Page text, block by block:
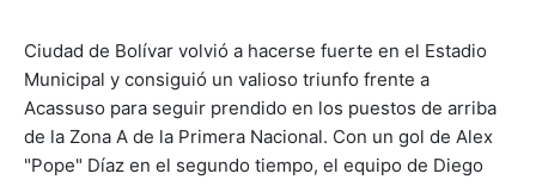
Ciudad de Bolívar volvió a hacerse fuerte en el Estadio
Municipal y consiguió un valioso triunfo frente a
Acassuso para seguir prendido en los puestos de arriba
de la Zona A de la Primera Nacional. Con un gol de Alex
"Pope" Díaz en el segundo tiempo, el equipo de Diego